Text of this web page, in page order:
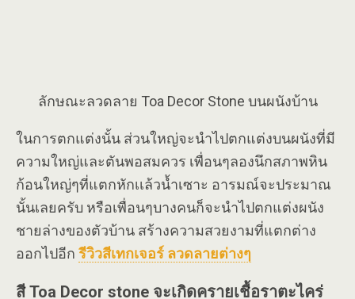
ลักษณะลวดลาย Toa Decor Stone บนผนังบ้าน
ในการตกแต่งนั้น ส่วนใหญ่จะนำไปตกแต่งบนผนังที่มี
ความใหญ่และตันพอสมควร เพื่อนๆลองนึกสภาพหิน
ก้อนใหญ่ๆที่แตกหักเเล้วน้ำเซาะ อารมณ์จะประมาณ
นั้นเลยครับ หรือเพื่อนๆบางคนก็จะนำไปตกแต่งผนัง
ชายล่างของตัวบ้าน สร้างความสวยงามที่แตกต่าง
ออกไปอีก รีวิวสีเทกเจอร์ ลวดลายต่างๆ
สี Toa Decor stone จะเกิดครายเชื้อราตะไคร่